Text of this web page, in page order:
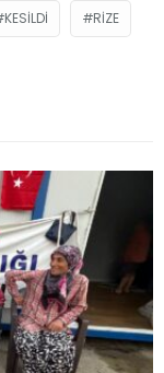
KESİLDİ RIZE